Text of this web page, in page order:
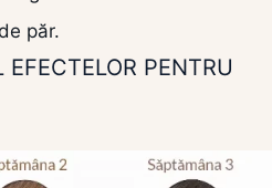
păr.
EFECTELOR PENTRU